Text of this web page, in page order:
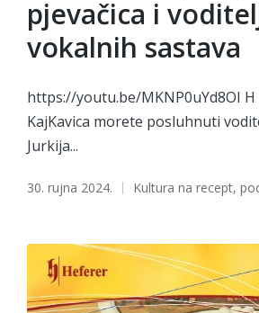
pjevačica i
vokalnih sastava
https://youtu.be/MKNP0uYd8OI H
KajKavica morete posluhnuti
Jurkija...
30. rujna 2024.
Tags: Kultura na recept,